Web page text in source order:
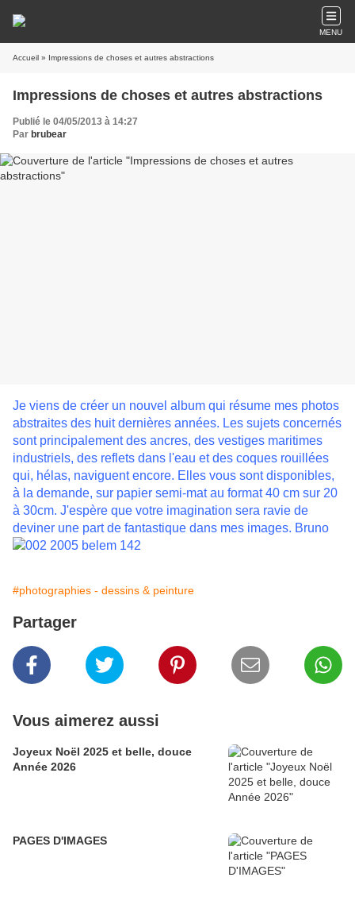
MENU
Accueil » Impressions de choses et autres abstractions
Impressions de choses et autres abstractions
Publié le 04/05/2013 à 14:27
Par brubear
Je viens de créer un nouvel album qui résume mes photos
abstraites des huit dernières années. Les sujets concernés
sont principalement des ancres, des vestiges maritimes
industriels, des reflets dans l'eau et des coques rouillées
qui, hélas, naviguent encore. Elles vous sont disponibles,
à la demande, sur papier semi-mat au format 40 cm sur 20
à 30cm. J'espère que votre imagination sera ravie de
deviner une part de fantastique dans mes images. Bruno
#photographies - dessins & peinture
Partager
Vous aimerez aussi
Joyeux Noël 2025 et belle, douce
Année 2026
PAGES D'IMAGES